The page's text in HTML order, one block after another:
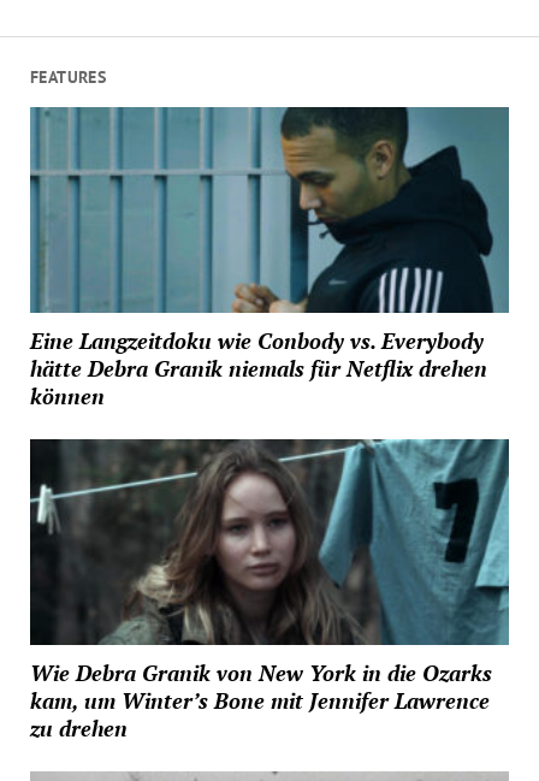
FEATURES
Eine Langzeitdoku wie Conbody vs. Everybody
hätte Debra Granik niemals für Netflix drehen
können
Wie Debra Granik von New York in die Ozarks
kam, um Winter’s Bone mit Jennifer Lawrence
zu drehen